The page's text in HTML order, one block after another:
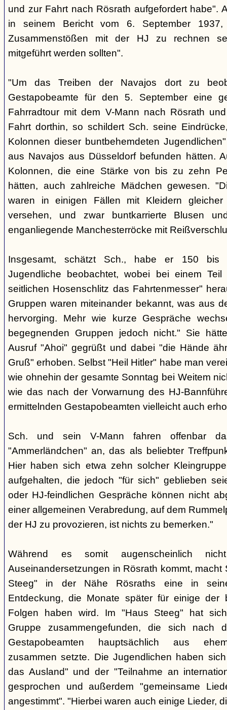
und zur Fahrt nach Rösrath aufgefordert habe".
in seinem Bericht vom 6. September
Zusammenstößen mit der HJ zu rechnen
mitgeführt werden sollten".
"Um das Treiben der Navajos dort zu
Gestapobeamte für den 5. September eine
Fahrradtour mit dem V-Mann nach Rösrath
Fahrt dorthin, so schildert Sch. seine
Kolonnen dieser buntbehemdeten
aus Navajos aus Düsseldorf befunden hätten.
Kolonnen, die eine Stärke von bis zu zehn
hätten, auch zahlreiche Mädchen gewesen.
waren in einigen Fällen mit Kleidern
versehen, und zwar buntkarrierte Blusen
enganliegende Manchesterröcke mit
Insgesamt, schätzt Sch., habe er 150 bis
Jugendliche beobachtet, wobei bei einem
seitlichen Hosenschlitz das Fahrtenmesser"
Gruppen waren miteinander bekannt, was aus
hervorging. Mehr wie kurze Gespräche
begegnenden Gruppen jedoch nicht." Sie
Ausruf "Ahoi" gegrüßt und dabei "die Hände
Gruß" erhoben. Selbst "Heil Hitler" habe man
wie ohnehin der gesamte Sonntag bei Weitem
wie das nach der Vorwarnung des HJ-
ermittelnden Gestapobeamten vielleicht auch
Sch. und sein V-Mann fahren offenbar
"Ammerländchen" an, das als beliebter
Hier haben sich etwa zehn solcher
aufgehalten, die jedoch "für sich" geblieben
oder HJ-feindlichen Gespräche können nicht
einer allgemeinen Verabredung, auf dem
der HJ zu provozieren, ist nichts zu bemerken."
Während es somit augenscheinlich
Auseinandersetzungen in Rösrath kommt, macht
Steeg" in der Nähe Rösraths eine in
Entdeckung, die Monate später für einige der
Folgen haben wird. Im "Haus Steeg" hat
Gruppe zusammengefunden, die sich nach
Gestapobeamten hauptsächlich aus
zusammen setzte. Die Jugendlichen haben
das Ausland" und der "Teilnahme an
gesprochen und außerdem "gemeinsame
angestimmt". "Hierbei waren auch einige Lieder,